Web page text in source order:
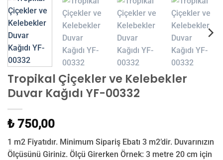
Tropikal Çiçekler ve Kelebekler
Duvar Kağıdı YF-00332
₺ 750,00
1 m2 Fiyatıdır. Minimum Sipariş Ebatı 3 m2’dir. Duvarınızın
Ölçüsünü Giriniz. Ölçü Girerken Örnek: 3 metre 20 cm için